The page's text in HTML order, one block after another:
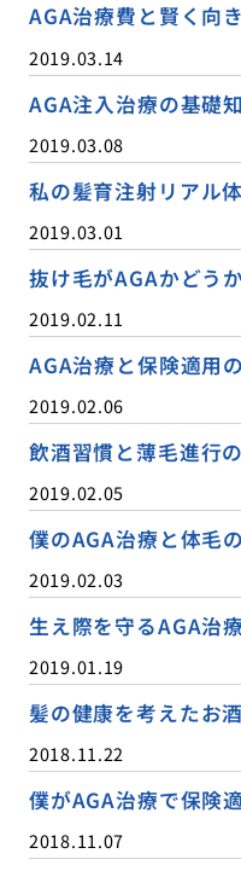
AGA治療費と賢く向
2019.03.14
AGA注入治療の基礎
2019.03.08
私の髪育注射リアル
2019.03.01
抜け毛がAGAかどう
2019.02.11
AGA治療と保険適用
2019.02.06
飲酒習慣と薄毛進行
2019.02.05
僕のAGA治療と体毛
2019.02.03
生え際を守るAGA治
2019.01.19
髪の健康を考えたお
2018.11.22
僕がAGA治療で保険
2018.11.07